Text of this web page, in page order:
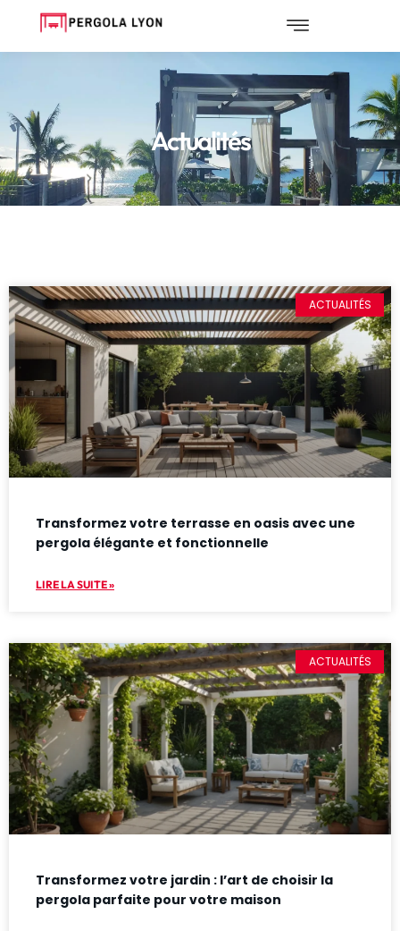
Actualités
ACTUALITÉS
Transformez votre terrasse en oasis avec une
pergola élégante et fonctionnelle
LIRE LA SUITE »
ACTUALITÉS
Transformez votre jardin : l’art de choisir la
pergola parfaite pour votre maison